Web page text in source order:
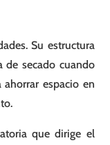
Su estructura
de secado cuando
espacio en
que dirige el